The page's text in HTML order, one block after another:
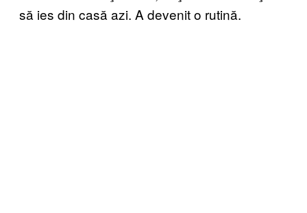
să ies din casă azi. A devenit o rutină.